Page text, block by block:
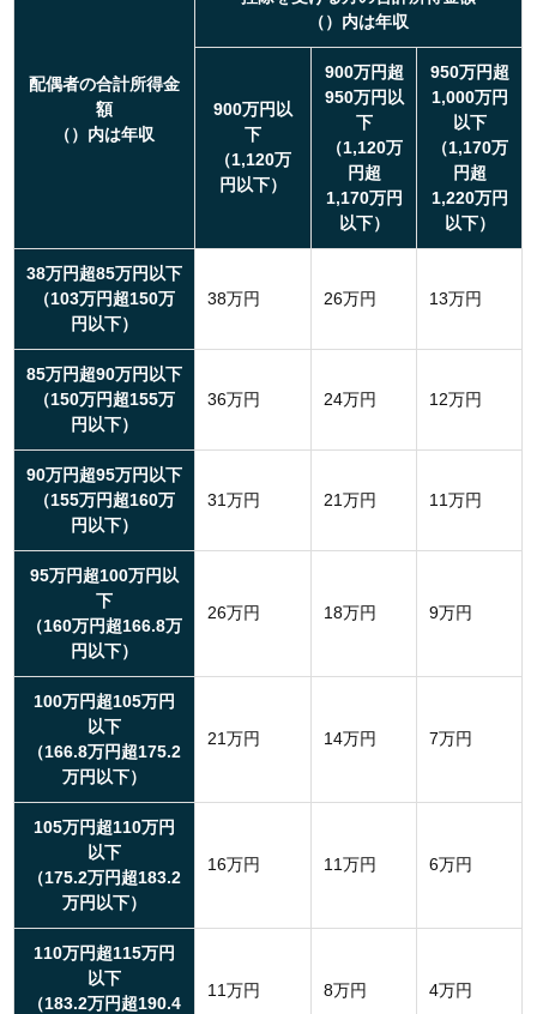
配偶者の合計所得金
額
（）内は年収
（）内は年収
900万円以
下
（1,120万
円以下）
900万円超
950万円以
下
（1,120万
円超
1,170万円
以下）
950万円超
1,000万円
以下
（1,170万
円超
1,220万円
以下）
38万円超85万円以下
（103万円超150万
円以下）
38万円 26万円 13万円
85万円超90万円以下
（150万円超155万
円以下）
36万円 24万円 12万円
90万円超95万円以下
（155万円超160万
円以下）
31万円 21万円 11万円
95万円超100万円以
下
（160万円超166.8万
円以下）
26万円 18万円 9万円
100万円超105万円
以下
（166.8万円超175.2
万円以下）
21万円 14万円 7万円
105万円超110万円
以下
（175.2万円超183.2
万円以下）
16万円 11万円 6万円
110万円超115万円
以下
（183.2万円超190.4
11万円 8万円 4万円